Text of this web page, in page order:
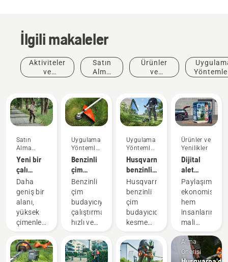
İlgili makaleler
Aktiviteler
ve
Satın
Alma
Ürünler
ve
Satın
Alma
Önerisi
Yeni bir
çalı
tırpanı
satın
alırken
göz
önünde
gerekenler
Daha
geniş bir
alanı,
yüksek
çimenleri
ağaçların
altındaki
Uygulama
Yöntemleri
ve
Kılavuzlar
Benzinli
çim
budayıcıyı
çalıştırma
Benzinli
çim
budayıcıyı
çalıştırmak
hızlı ve
Bu kısa
talimat
Uygulama
Yöntemleri
ve
Kılavuzlar
Husqvarna
benzinli
çim
budayıcılarda
kesme
hattını
değiştirme
Husqvarna
benzinli
çim
budayıcıda
kesme
değiştirmek
kolaydır.
Ürünler ve
Yenilikler
Dijital
alet
bölmeleri
aracılığıyla
paylaşıma
yönelik
akü
Paylaşım
ekonomisi,
hem
insanların
mali
hem de
çevremiz
Alma
Önerisi